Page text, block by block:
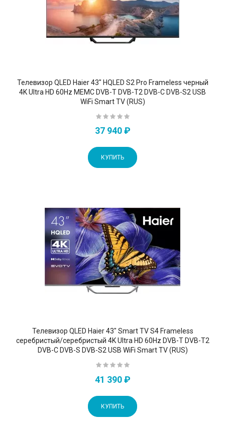
Телевизор QLED Haier 43" HQLED S2 Pro Frameless черный
4K Ultra HD 60Hz MEMC DVB-T DVB-T2 DVB-C DVB-S2 USB
WiFi Smart TV (RUS)
37 940 ₽
КУПИТЬ
Телевизор QLED Haier 43" Smart TV S4 Frameless
серебристый/серебристый 4K Ultra HD 60Hz DVB-T DVB-T2
DVB-C DVB-S DVB-S2 USB WiFi Smart TV (RUS)
41 390 ₽
КУПИТЬ